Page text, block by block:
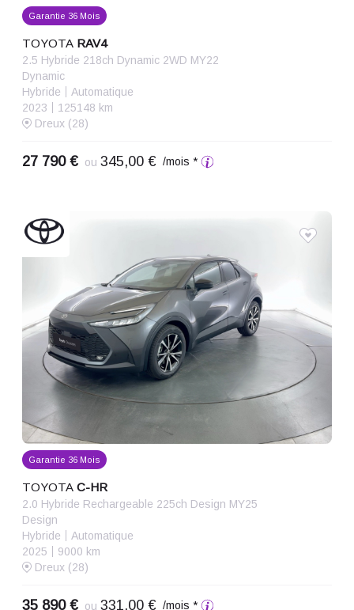
Garantie 36 Mois
TOYOTA RAV4
2.5 Hybride 218ch Dynamic 2WD MY22
Dynamic
Hybride
Automatique
2023
125148 km
Dreux (28)
27 790 € ou 345,00 € /mois *
Garantie 36 Mois
TOYOTA C-HR
2.0 Hybride Rechargeable 225ch Design MY25
Design
Hybride
Automatique
2025
9000 km
Dreux (28)
35 890 € ou 331,00 € /mois *